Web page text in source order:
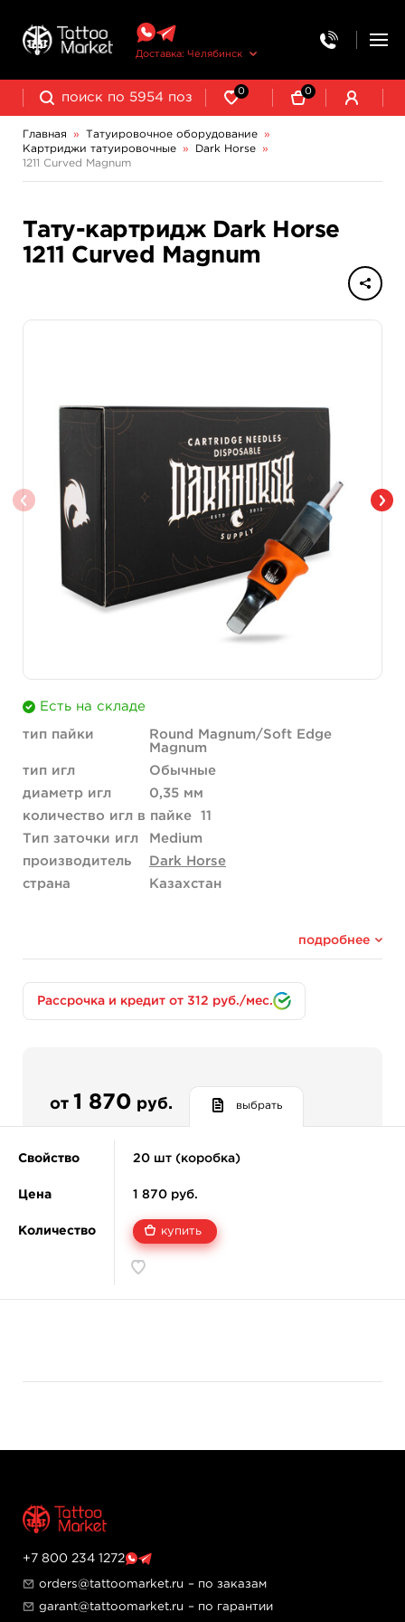
Доставка: Челябинск
0 0
Главная » Татуировочное оборудование
»
Картриджи татуировочные
» Dark Horse
»
1211 Curved Magnum
Тату-картридж Dark Horse
1211 Curved Magnum
Есть на складе
тип пайки
Round Magnum/Soft Edge
Magnum
тип игл
Обычные
диаметр игл
0,35 мм
количество игл в пайке
11
Тип заточки игл
Medium
производитель
Dark Horse
страна
Казахстан
подробнее
Рассрочка и кредит от 312 руб./мес.
от 1 870 руб. выбрать
Свойство
Цена
Количество
20 шт (коробка)
1 870 руб.
купить
+7 800 234 1272
orders@tattoomarket.ru – по заказам
garant@tattoomarket.ru – по гарантии